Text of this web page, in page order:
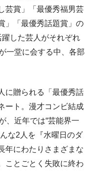
芸賞」「最優秀福男芸
」「最優秀話題賞」の
した芸人がそれぞれ
一堂に会する中、各部
に贈られる「最優秀話
ート。漫才コンビ結成
、近年では“芸能界一
な2人を『水曜日のダ
年にわたりさまざまな
ことごとく失敗に終わ